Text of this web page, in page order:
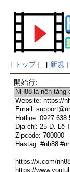
[ トップ] [ 新規 |
開始行: